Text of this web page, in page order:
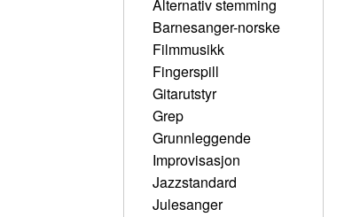
Alternativ stemming
Barnesanger-norske
Filmmusikk
Fingerspill
Gitarutstyr
Grep
Grunnleggende
Improvisasjon
Jazzstandard
Julesanger